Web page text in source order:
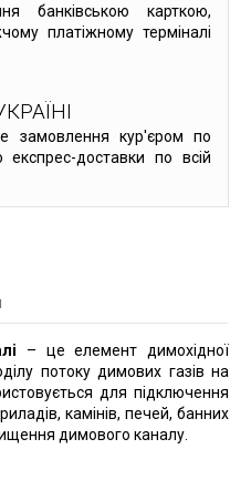
банківською карткою,
платіжному терміналі
замовлення кур'єром по
доставки по всій
– це елемент димохідної
потоку димових газів на
для підключення
камінів, печей, банних
димового каналу.